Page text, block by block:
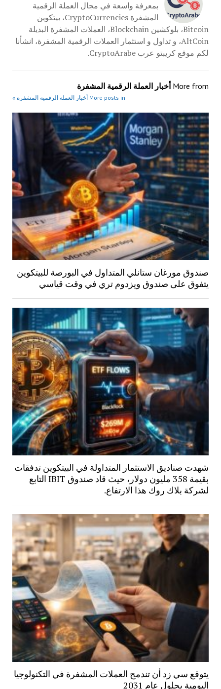
بمعرفة واسعة في مجال العملة الرقمية
المشفرة CryptoCurrencies، بيتكوين
Bitcoin، بلوكشين Blockchain، العملات المشفرة البديلة
AltCoin، و تداول و استثمار العملات الرقمية المشفرة، انشأنا
لكم موقع كريبتو عرب CryptoArabe.
More from أخبار العملة الرقمية المشفرة
More posts in أخبار العملة الرقمية المشفرة »
صندوق مورغان ستانلي المتداول في البورصة للبيتكوين
يتفوق على صندوق ويزدوم تري في وقت قياسي
شهدت صناديق الاستثمار المتداولة في البيتكوين تدفقات
بقيمة 358 مليون دولار، حيث قاد صندوق IBIT التابع
لشركة بلاك روك هذا الارتفاع.
يتوقع سي زد أن تندمج العملات المشفرة في التكنولوجيا
اليومية بحلول عام 2031